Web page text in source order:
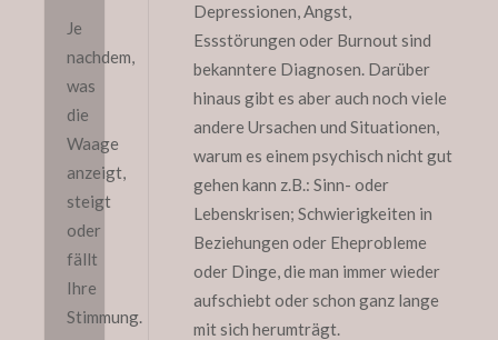
Je
nachdem,
was
die
Waage
anzeigt,
steigt
oder
fällt
Ihre
Stimmung.
Depressionen, Angst,
Essstörungen oder Burnout sind
bekanntere Diagnosen. Darüber
hinaus gibt es aber auch noch viele
andere Ursachen und Situationen,
warum es einem psychisch nicht gut
gehen kann z.B.: Sinn- oder
Lebenskrisen; Schwierigkeiten in
Beziehungen oder Eheprobleme
oder Dinge, die man immer wieder
aufschiebt oder schon ganz lange
mit sich herumträgt.